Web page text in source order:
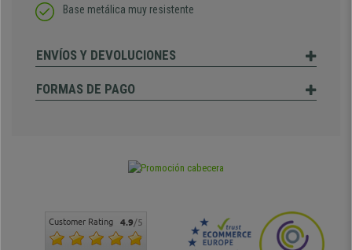
Base metálica muy resistente
ENVÍOS Y DEVOLUCIONES
FORMAS DE PAGO
Customer Rating 4.9/5